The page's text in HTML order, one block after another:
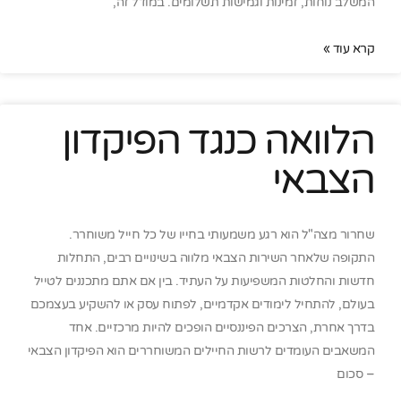
קרא עוד »
הלוואה כנגד הפיקדון
הצבאי
שחרור מצה"ל הוא רגע משמעותי בחייו של כל חייל משוחרר.
התקופה שלאחר השירות הצבאי מלווה בשינויים רבים, התחלות
חדשות והחלטות המשפיעות על העתיד. בין אם אתם מתכננים לטייל
בעולם, להתחיל לימודים אקדמיים, לפתוח עסק או להשקיע בעצמכם
בדרך אחרת, הצרכים הפיננסיים הופכים להיות מרכזיים. אחד
המשאבים העומדים לרשות החיילים המשוחררים הוא הפיקדון הצבאי
– סכום